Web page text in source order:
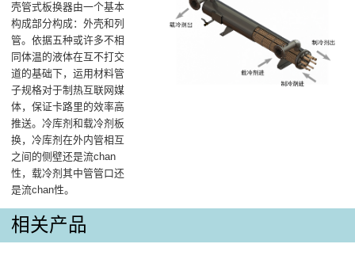
壳管式板换器由一个基本
构成部分构成：外壳和列
管。依据五种或许多不相
同体温的液体在互不打交
道的基础下，运用材料管
子规格对于制热互联网媒
体，保证卡路里的效率高
推送。冷库剂和载冷剂板
换，冷库剂在外内管相互
之间的侧壁还是流chan
性，载冷剂其中管管口还
是流chan性。
相关产品